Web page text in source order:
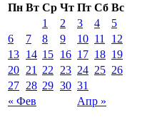
Пн Вт Ср Чт Пт Сб Вс
« Фев Апр »
1 2 3 4
5
6
7 8 9 10 11
12
13 14 15 16 17 18 19
20 21 22 23 24 25 26
27 28 29 30 31